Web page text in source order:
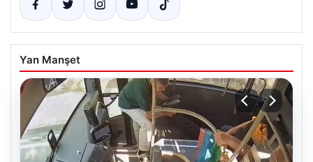
Yan Manşet